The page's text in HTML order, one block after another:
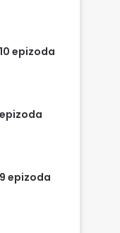
epizoda
epizoda